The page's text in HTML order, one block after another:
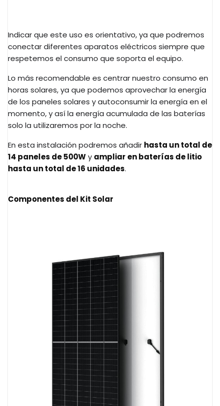
Indicar que este uso es orientativo, ya que podremos
conectar diferentes aparatos eléctricos siempre que
respetemos el consumo que soporta el equipo.
Lo más recomendable es centrar nuestro consumo en
horas solares, ya que podemos aprovechar la energía
de los paneles solares y autoconsumir la energía en el
momento, y así la energía acumulada de las baterías
solo la utilizaremos por la noche.
En esta instalación podremos añadir hasta un total de
14 paneles de 500Wy ampliar en baterías de litio
hasta un total de 16 unidades.
Componentes del Kit Solar